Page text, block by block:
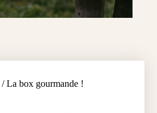
La box gourmande !